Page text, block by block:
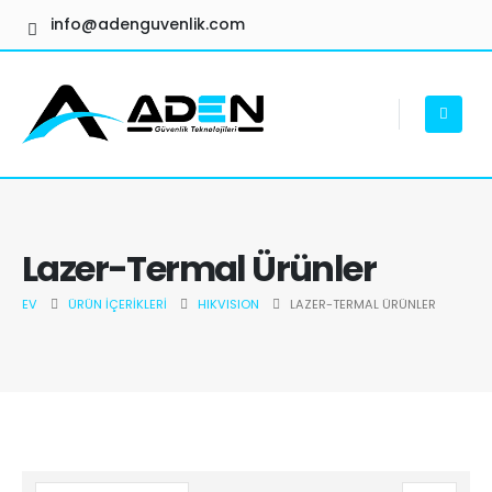
info@adenguvenlik.com
Lazer-Termal Ürünler
EV ÜRÜN İÇERIKLERI HIKVISION LAZER-TERMAL ÜRÜNLER